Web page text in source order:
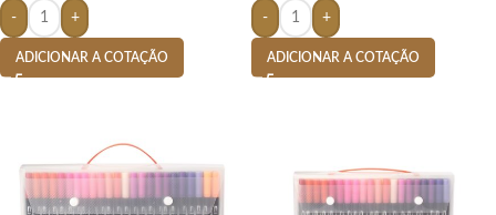
- +
ADICIONAR A COTAÇÃO
- +
ADICIONAR A COTAÇÃO